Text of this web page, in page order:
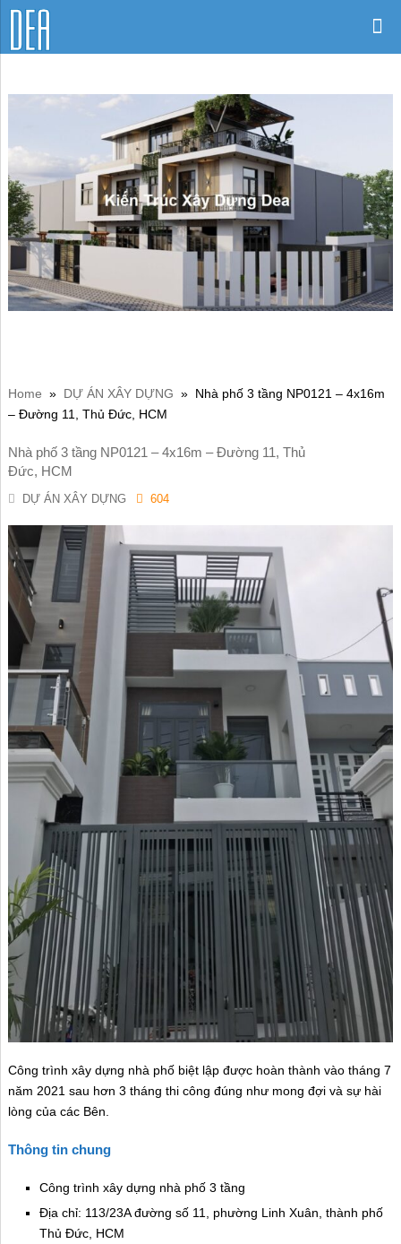
Home » DỰ ÁN XÂY DỰNG » Nhà phố 3 tầng NP0121 – 4x16m
– Đường 11, Thủ Đức, HCM
Nhà phố 3 tầng NP0121 – 4x16m – Đường 11, Thủ
Đức, HCM
DỰ ÁN XÂY DỰNG 604
Công trình xây dựng nhà phố biệt lập được hoàn thành vào tháng 7
năm 2021 sau hơn 3 tháng thi công đúng như mong đợi và sự hài
lòng của các Bên.
Thông tin chung
Công trình xây dựng nhà phố 3 tầng
Địa chỉ: 113/23A đường số 11, phường Linh Xuân, thành phố
Thủ Đức, HCM